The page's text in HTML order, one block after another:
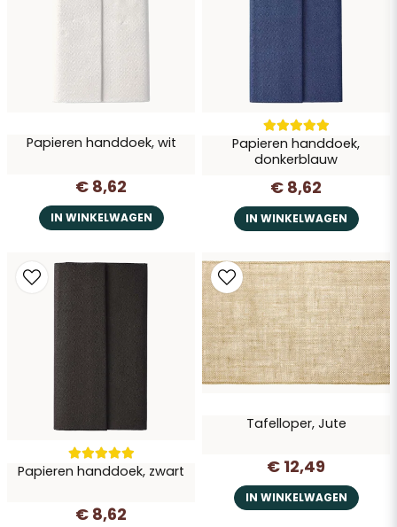
Papieren handdoek, wit
€ 8,62
IN WINKELWAGEN
Papieren handdoek,
donkerblauw
€ 8,62
IN WINKELWAGEN
Papieren handdoek, zwart
€ 8,62
Tafelloper, Jute
€ 12,49
IN WINKELWAGEN